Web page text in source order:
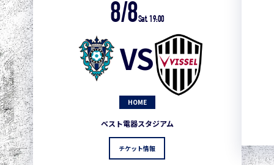
8/8Sat. 19:00
VS
HOME
ベスト電器スタジアム
チケット情報